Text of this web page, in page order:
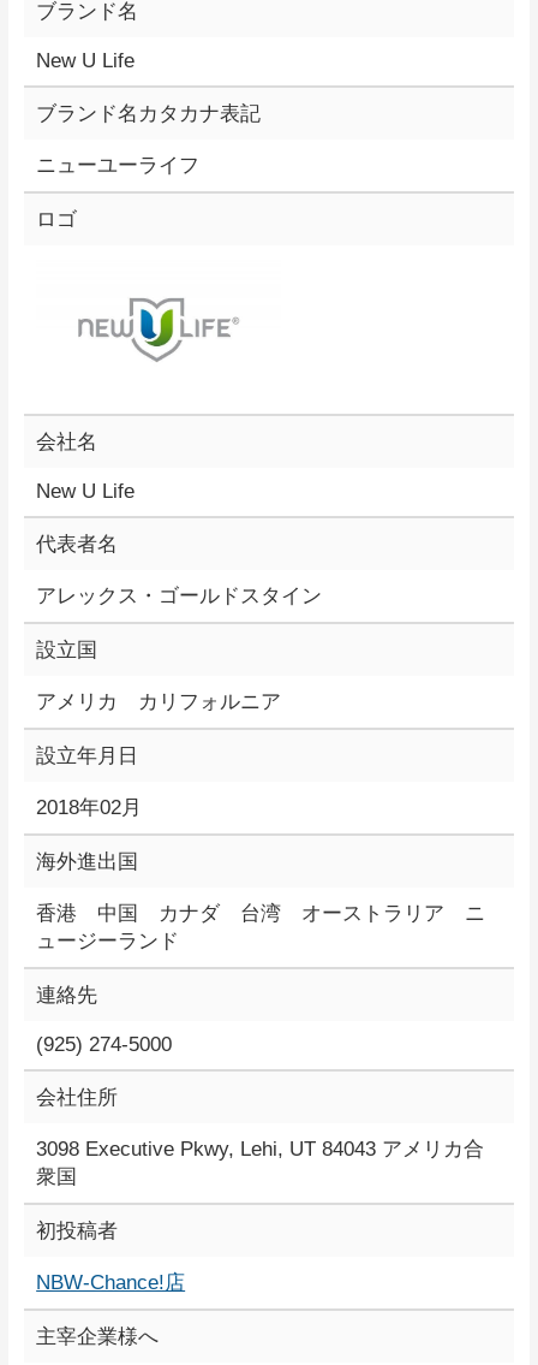
ブランド名
New U Life
ブランド名カタカナ表記
ニューユーライフ
ロゴ
会社名
New U Life
代表者名
アレックス・ゴールドスタイン
設立国
アメリカ カリフォルニア
設立年月日
2018年02月
海外進出国
香港 中国 カナダ 台湾 オーストラリア ニ
ュージーランド
連絡先
(925) 274-5000
会社住所
3098 Executive Pkwy, Lehi, UT 84043 アメリカ合
衆国
初投稿者
NBW-Chance!店
主宰企業様へ